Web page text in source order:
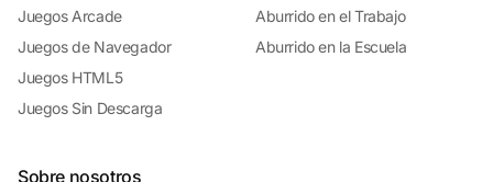
Juegos Arcade
Juegos de Navegador
Juegos HTML5
Juegos Sin Descarga
Aburrido en el Trabajo
Aburrido en la Escuela
Sobre nosotros